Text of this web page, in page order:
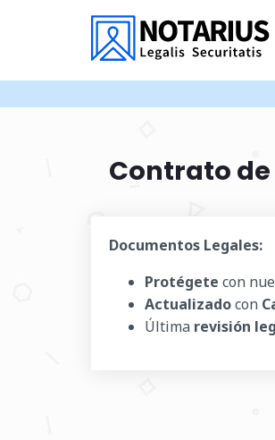
Contrato
Documentos Legales:
Protégete con
Actualizadocon
Última revisión